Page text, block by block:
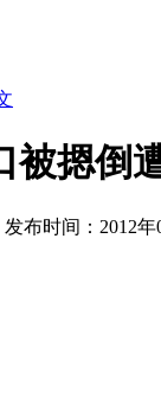
被摁倒
发布时间：2012年